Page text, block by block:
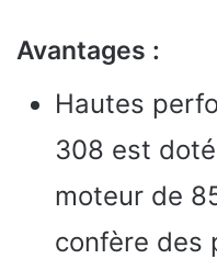
Avantages :
Hautes
308 est
moteur de
confère des